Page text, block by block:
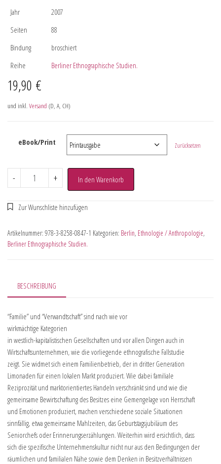
Jahr
2007
Seiten
88
Bindung
broschiert
Reihe
Berliner Ethnographische Studien.
19,90 €
und inkl. Versand (D, A, CH)
eBook/Print Zurücksetzen
- + In den Warenkorb
Artikelnummer: 978-3-8258-0847-1 Kategorien: Berlin, Ethnologie / Anthropologie,
Berliner Ethnographische Studien.
BESCHREIBUNG
“Familie” und “Verwandtschaft” sind nach wie vor
wirkmächtige Kategorien
in westlich-kapitalistischen Gesellschaften und vor allen Dingen auch in
Wirtschaftsunternehmen, wie die vorliegende ethnografische Fallstudie
zeigt. Sie widmet sich einem Familienbetrieb, der in dritter Generation
Limonaden für einen lokalen Markt produziert. Wie dabei familiale
Reziprozität und marktorientiertes Handeln verschränkt sind und wie die
gemeinsame Bewirtschaftung des Besitzes eine Gemengelage von Herrschaft
und Emotionen produziert, machen verschiedene soziale Situationen
sinnfällig, etwa gemeinsame Mahlzeiten, das Geburtstagsjubiläum des
Seniorchefs oder Erinnerungserzählungen. Weiterhin wird ersichtlich, dass
sich die spezifische Unternehmenskultur nicht nur aus den Bedingungen der
räumlichen und familialen Nähe sowie dem Denken in Besitzverhältnissen